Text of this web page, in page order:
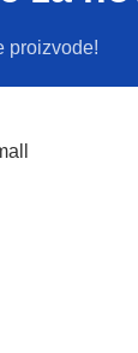
proizvode!